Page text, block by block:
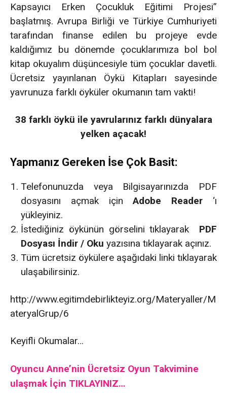
Kapsayıcı Erken Çocukluk Eğitimi Projesi”
başlatmış. Avrupa Birliği ve Türkiye Cumhuriyeti
tarafından finanse edilen bu projeye evde
kaldığımız bu dönemde çocuklarımıza bol bol
kitap okuyalım düşüncesiyle tüm çocuklar davetli.
Ücretsiz yayınlanan Öykü Kitapları sayesinde
yavrunuza farklı öyküler okumanın tam vakti!
38 farklı öykü ile yavrularınız farklı dünyalara
yelken açacak!
Yapmanız Gereken İse Çok Basit:
Telefonunuzda veya Bilgisayarınızda PDF
dosyasını açmak içinAdobe Reader ‘ı
yükleyiniz.
İstediğiniz öykünün görselini tıklayarak PDF
Dosyası İndir / Oku yazısına tıklayarak açınız.
Tüm ücretsiz öykülere aşağıdaki linki tıklayarak
ulaşabilirsiniz.
http://www.egitimdebirlikteyiz.org/Materyaller/M
ateryalGrup/6
Keyifli Okumalar…
Oyuncu Anne’nin Ücretsiz Oyun Takvimine
ulaşmak İçin TIKLAYINIZ…